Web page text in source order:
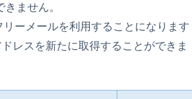
ません。
ーメールを利用することになります
レスを新たに取得することができま